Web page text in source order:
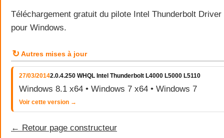
Téléchargement gratuit du pilote Intel Thunderbolt Driver
pour Windows.
↻ Autres mises à jour
27/03/20142.0.4.250 WHQL Intel Thunderbolt L4000 L5000 L5110
Windows 8.1 x64 • Windows 7 x64 • Windows 7
Voir cette version →
← Retour page constructeur